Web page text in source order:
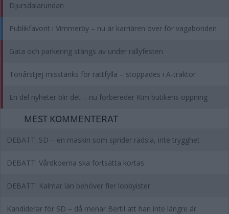
Djursdalarundan
Publikfavorit i Vimmerby – nu är karriären över för vagabonden
Gata och parkering stängs av under rallyfesten
Tonårstjej misstänks för rattfylla – stoppades i A-traktor
En del nyheter blir det – nu förbereder Kim butikens öppning
MEST KOMMENTERAT
DEBATT: SD – en maskin som sprider rädsla, inte trygghet
DEBATT: Vårdköerna ska fortsätta kortas
DEBATT: Kalmar län behöver fler lobbyister
Kandiderar för SD – då menar Bertil att han inte längre är